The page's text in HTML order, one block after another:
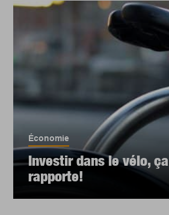
Économie
Investir dans le vélo, ça
rapporte!